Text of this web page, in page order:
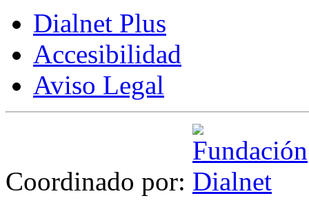
Dialnet Plus
Accesibilidad
Aviso Legal
Coordinado por: